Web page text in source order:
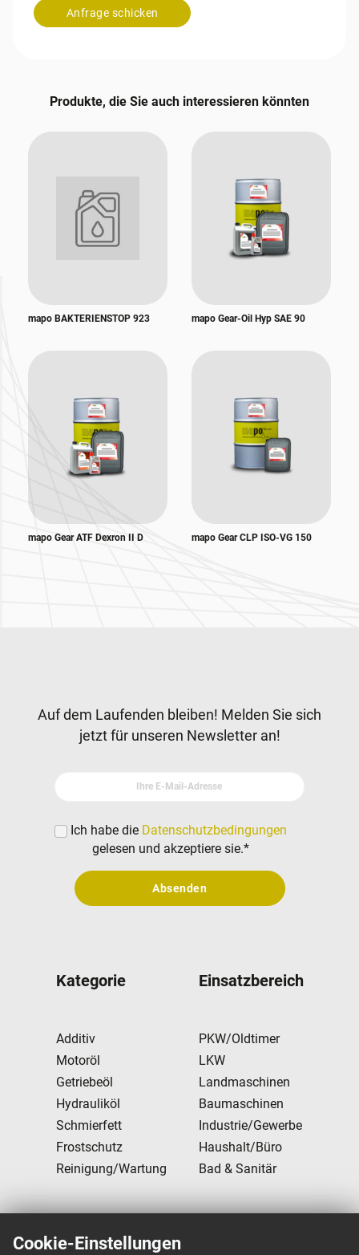
Anfrage schicken
Produkte, die Sie auch interessieren könnten
mapo BAKTERIENSTOP 923 mapo Gear-Oil Hyp SAE 90
mapo Gear ATF Dexron II D mapo Gear CLP ISO-VG 150
Kategorie
Additiv
Motoröl
Getriebeöl
Hydrauliköl
Schmierfett
Frostschutz
Reinigung/Wartung
Einsatzbereich
PKW/Oldtimer
LKW
Landmaschinen
Baumaschinen
Industrie/Gewerbe
Haushalt/Büro
Bad & Sanitär
Newsletter
Auf dem Laufenden bleiben! Melden Sie sich
jetzt für unseren Newsletter an!
Ihre E-Mail-Adresse
Ich habe die Datenschutzbedingungen
gelesen und akzeptiere sie.*
Absenden
Cookie-Einstellungen